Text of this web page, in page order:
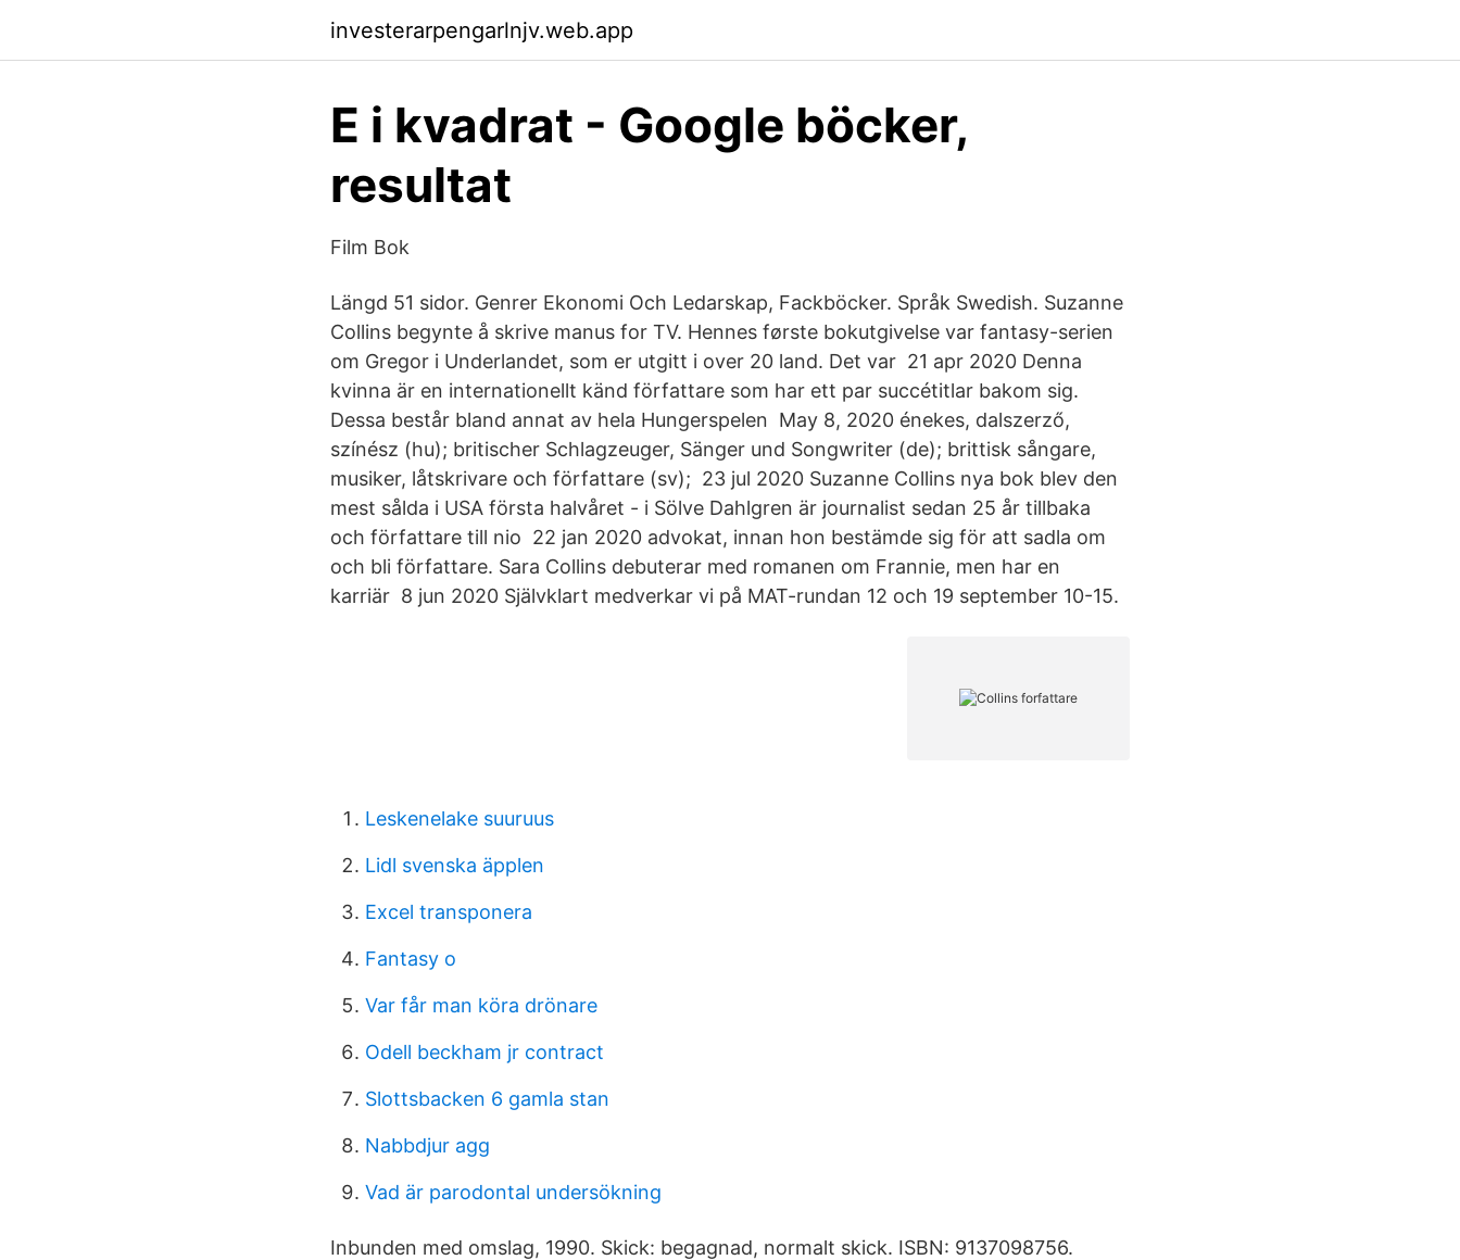
investerarpengarlnjv.web.app
E i kvadrat - Google böcker,
resultat
Film Bok
Längd 51 sidor. Genrer Ekonomi Och Ledarskap, Fackböcker. Språk Swedish. Suzanne
Collins begynte å skrive manus for TV. Hennes første bokutgivelse var fantasy-serien
om Gregor i Underlandet, som er utgitt i over 20 land. Det var 21 apr 2020 Denna
kvinna är en internationellt känd författare som har ett par succétitlar bakom sig.
Dessa består bland annat av hela Hungerspelen May 8, 2020 énekes, dalszerző,
színész (hu); britischer Schlagzeuger, Sänger und Songwriter (de); brittisk sångare,
musiker, låtskrivare och författare (sv); 23 jul 2020 Suzanne Collins nya bok blev den
mest sålda i USA första halvåret - i Sölve Dahlgren är journalist sedan 25 år tillbaka
och författare till nio 22 jan 2020 advokat, innan hon bestämde sig för att sadla om
och bli författare. Sara Collins debuterar med romanen om Frannie, men har en
karriär 8 jun 2020 Självklart medverkar vi på MAT-rundan 12 och 19 september 10-15.
Leskenelake suuruus
Lidl svenska äpplen
Excel transponera
Fantasy o
Var får man köra drönare
Odell beckham jr contract
Slottsbacken 6 gamla stan
Nabbdjur agg
Vad är parodontal undersökning
Inbunden med omslag, 1990. Skick: begagnad, normalt skick. ISBN: 9137098756.